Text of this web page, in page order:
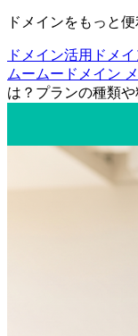
ドメインをもっと
ドメイン活用 ドメ
ムームードメイン
は？プランの種類や